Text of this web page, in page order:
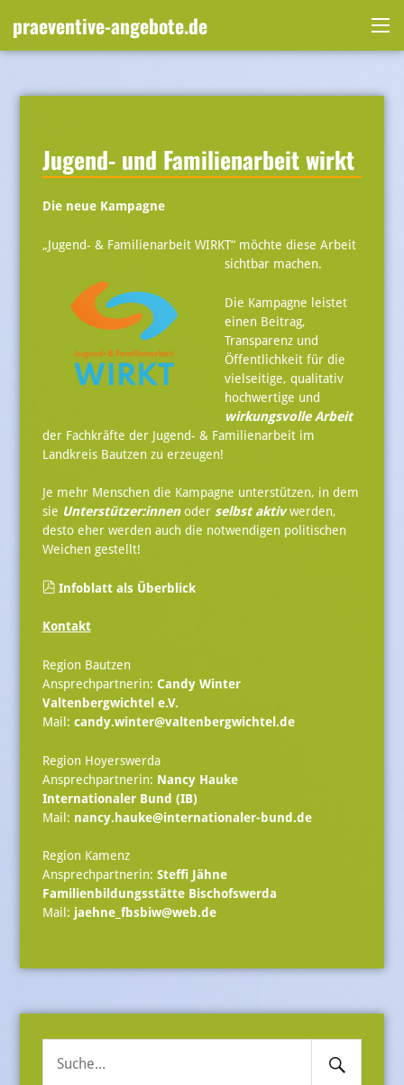
praeventive-angebote.de
Jugend- und Familienarbeit wirkt
Die neue Kampagne
„Jugend- & Familienarbeit WIRKT“ möchte diese Arbeit
sichtbar machen.
Die Kampagne leistet
einen Beitrag,
Transparenz und
Öffentlichkeit für die
vielseitige, qualitativ
hochwertige und
wirkungsvolle Arbeit
der Fachkräfte der Jugend- & Familienarbeit im
Landkreis Bautzen zu erzeugen!
Je mehr Menschen die Kampagne unterstützen, in dem
sie Unterstützer:innenoder selbst aktivwerden,
desto eher werden auch die notwendigen politischen
Weichen gestellt!
Infoblatt als Überblick
Kontakt
Region Bautzen
Ansprechpartnerin: Candy Winter
Valtenbergwichtel e.V.
Mail: candy.winter@valtenbergwichtel.de
Region Hoyerswerda
Ansprechpartnerin: Nancy Hauke
Internationaler Bund (IB)
Mail: nancy.hauke@internationaler-bund.de
Region Kamenz
Ansprechpartnerin: Steffi Jähne
Familienbildungsstätte Bischofswerda
Mail: jaehne_fbsbiw@web.de
Suche
Search
Submit